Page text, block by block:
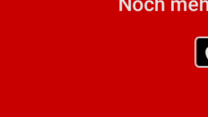
durch Statistiken oder Kombinationen von Daten